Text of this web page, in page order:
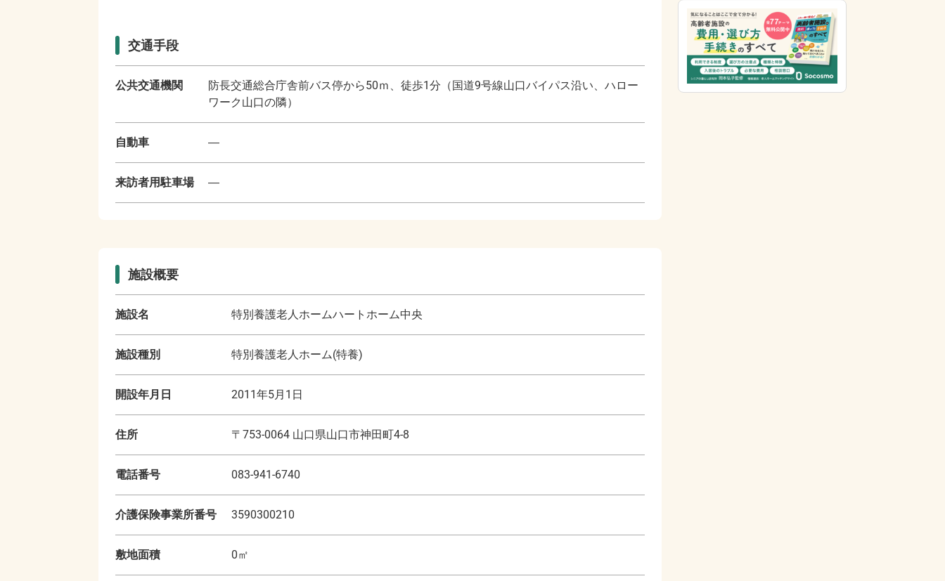
交通手段
公共交通機関
防長交通総合庁舎前バス停から50ｍ、徒歩1分（国道9号線山口バイパス沿い、ハロー
ワーク山口の隣）
自動車 ―
来訪者用駐車場 ―
施設概要
施設名 特別養護老人ホームハートホーム中央
施設種別 特別養護老人ホーム(特養)
開設年月日 2011年5月1日
住所 〒 753-0064 山口県山口市神田町4-8
電話番号 083-941-6740
介護保険事業所番号 3590300210
敷地面積 0㎡